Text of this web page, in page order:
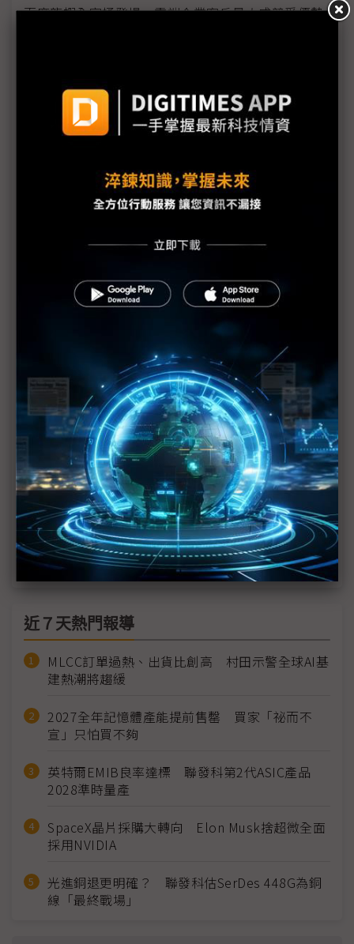
百度龍蝦全家桶登場 雲端企業客戶量大成競爭優勢
OpenClaw養龍蝦爆紅 NVIDIA打造NemoClaw應戰
市場熱局
Mac mini專美於前
押注OpenClaw熱潮 阿里巴巴擬推企業AI代理
資安威脅有切身之痛 專家：「龍蝦」棄養潮已現
蘋果Mac mini變身AI「養蝦機」 新創改造外接GPU
「龍蝦熱」迅速席捲全中國 考驗北京AI治理韌性
Perplexity發布自家「龍蝦」 點名Mac mini專用運
行設備
AI「養龍蝦」熱過頭官方急踩煞車？ 金融機構紛示
科技1分鐘：OpenClaw為何在中國竄紅？
OpenClaw熱潮引發中國Mac mini一度售罄 算力成
本恐達上萬人民幣
近７天熱門報導
MLCC訂單過熱、出貨比創高 村田示警全球AI基
建熱潮將趨緩
2027全年記憶體產能提前售罄 買家「祕而不
宣」只怕買不夠
英特爾EMIB良率達標 聯發科第2代ASIC產品
2028準時量產
SpaceX晶片採購大轉向 Elon Musk捨超微全面
採用NVIDIA
光進銅退更明確？ 聯發科估SerDes 448G為銅
線「最終戰場」